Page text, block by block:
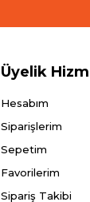
Üyelik
Hesabım
Siparişlerim
Sepetim
Favorilerim
Sipariş Takibi